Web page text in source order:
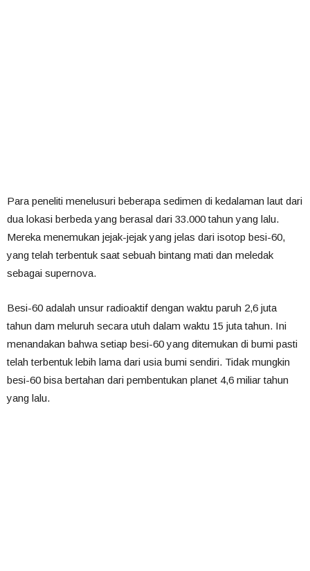
Para peneliti menelusuri beberapa sedimen di kedalaman laut dari
dua lokasi berbeda yang berasal dari 33.000 tahun yang lalu.
Mereka menemukan jejak-jejak yang jelas dari isotop besi-60,
yang telah terbentuk saat sebuah bintang mati dan meledak
sebagai supernova.
Besi-60 adalah unsur radioaktif dengan waktu paruh 2,6 juta
tahun dam meluruh secara utuh dalam waktu 15 juta tahun. Ini
menandakan bahwa setiap besi-60 yang ditemukan di bumi pasti
telah terbentuk lebih lama dari usia bumi sendiri. Tidak mungkin
besi-60 bisa bertahan dari pembentukan planet 4,6 miliar tahun
yang lalu.